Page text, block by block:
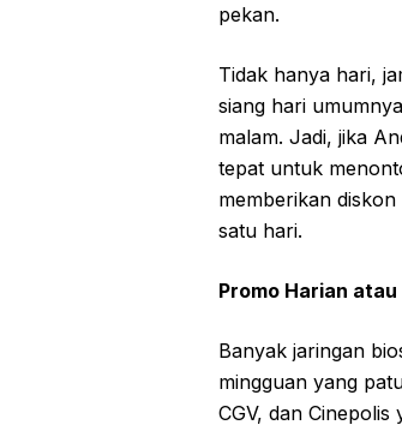
pekan.
Tidak hanya hari,
siang hari
malam. Jadi, jika
tepat untuk
memberikan
satu hari.
Promo Harian
Banyak jaringan
mingguan yang
CGV, dan